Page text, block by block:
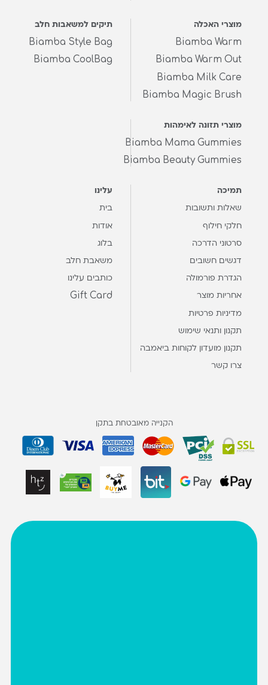
מוצרי האכלה
Biamba Warm
Biamba Warm Out
Biamba Milk Care
Biamba Magic Brush
תיקים למשאבות חלב
Biamba Style Bag
Biamba CoolBag
מוצרי תזונה לאימהות
Biamba Mama Gummies
Biamba Beauty Gummies
תמיכה
שאלות ותשובות
חלקי חילוף
סרטוני הדרכה
דגשים חשובים
הגדרת פורמולה
אחריות מוצר
מדיניות פרטיות
תקנון ותנאי שימוש
תקנון מועדון לקוחות ביאמבה
צרו קשר
עלינו
בית
אודות
בלוג
משאבת חלב
כותבים עלינו
Gift Card
הקנייה מאובטחת בתקן